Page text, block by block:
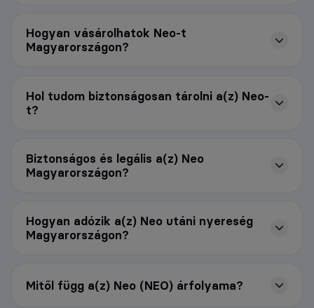
Hogyan vásárolhatok Neo-t
Magyarországon?
Hol tudom biztonságosan tárolni a(z) Neo-
t?
Biztonságos és legális a(z) Neo
Magyarországon?
Hogyan adózik a(z) Neo utáni nyereség
Magyarországon?
Mitől függ a(z) Neo (NEO) árfolyama?